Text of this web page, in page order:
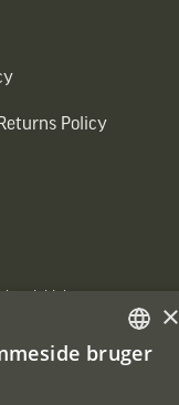
Policy
SWEDISH
×
bruger